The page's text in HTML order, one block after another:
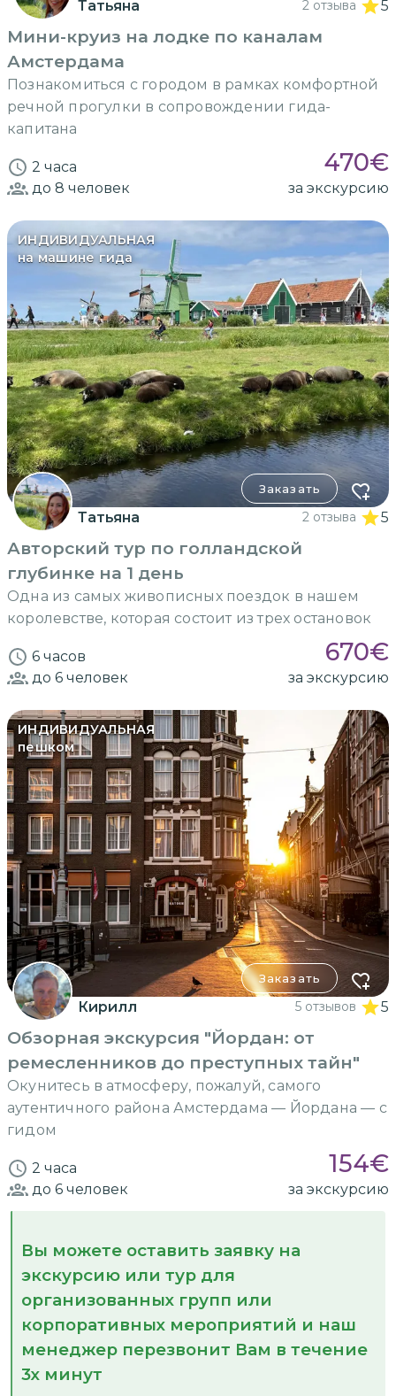
Татьяна 2 отзыва 5
Мини-круиз на лодке по каналам
Амстердама
Познакомиться с городом в рамках комфортной
речной прогулки в сопровождении гида-
капитана
2 часа 470€
до 8 человек за экскурсию
ИНДИВИДУАЛЬНАЯ
на машине гида
Заказать
Татьяна 2 отзыва 5
Авторский тур по голландской
глубинке на 1 день
Одна из самых живописных поездок в нашем
королевстве, которая состоит из трех остановок
6 часов 670€
до 6 человек за экскурсию
ИНДИВИДУАЛЬНАЯ
пешком
Заказать
Кирилл 5 отзывов 5
Обзорная экскурсия "Йордан: от
ремесленников до преступных тайн"
Окунитесь в атмосферу, пожалуй, самого
аутентичного района Амстердама — Йордана — с
гидом
2 часа 154€
до 6 человек за экскурсию
Вы можете оставить заявку на
экскурсию или тур для
организованных групп или
корпоративных мероприятий и наш
менеджер перезвонит Вам в течение
3х минут